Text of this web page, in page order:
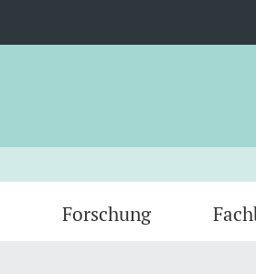
Forschung